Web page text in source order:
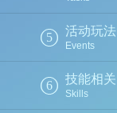
活动玩法
Events
5
技能相关
Skills
6